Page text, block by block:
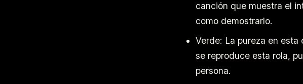
canción que muestra el
como demostrarlo.
Verde: La pureza en
se reproduce esta rola,
persona.